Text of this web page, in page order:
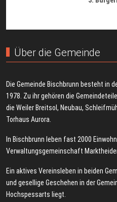
Über die Gemeinde
Die Gemeinde Bischbrunn besteht in
1978. Zu ihr gehören die
die Weiler Breitsol, Neubau,
Torhaus Aurora.
In Bischbrunn leben fast 2000
Verwaltungsgemeinschaft
Ein aktives Vereinsleben in beiden
und gesellige Geschehen in der
Hochspessarts liegt.